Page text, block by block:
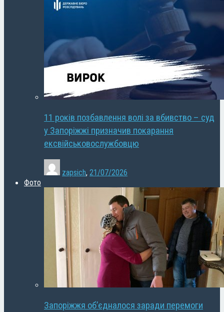
11 років позбавлення волі за вбивство – суд
у Запоріжжі призначив покарання
ексвійськовослужбовцю
zapsich, 21/07/2026
Фото
Запоріжжя об’єдналося заради перемоги